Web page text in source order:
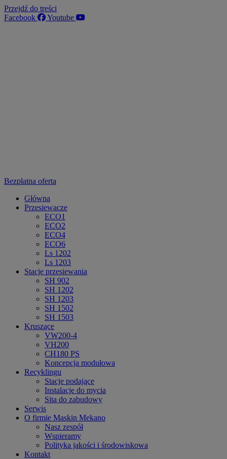
Przejdź do treści
Facebook
Youtube
Bezpłatna oferta
Główna
Przesiewacze
ECO1
ECO2
ECO4
ECO6
Ls 1202
Ls 1203
Stacje przesiewania
SH 902
SH 1202
SH 1203
SH 1502
SH 1503
Kruszące
VW200-4
VH200
CH180 PS
Koncepcja modułowa
Recyklingu
Stacje podające
Instalacje do mycia
Sita do zabudowy
Serwis
O firmie Maskin Mekano
Nasz zespół
Wspieramy
Polityka jakości i środowiskowa
Kontakt